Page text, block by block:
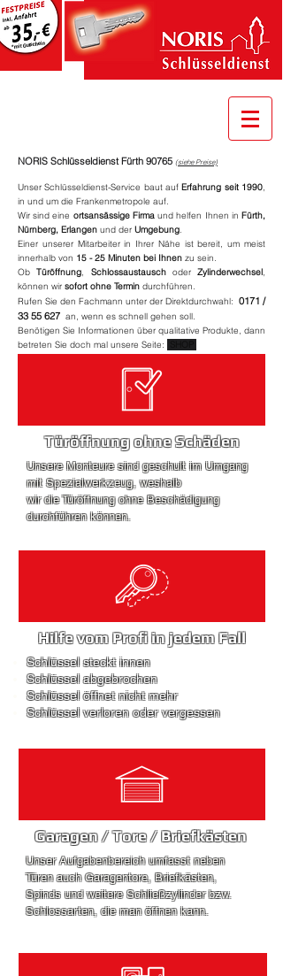
*mit Gutschein
NORIS Schlüsseldienst Fürth 90765 (siehe Preise)
Türöffnung ohne Schäden
Unsere Monteuresind geschult im Umgang
mit Spezialwerkzeug, weshalb
wir die Türöffnung ohne Beschädigung
durchführen können.
Hilfe vom Profi in jedem Fall
Schlüssel steckt innen
Schlüssel abgebrochen
Schlüssel öffnet nicht mehr
Schlüssel verloren oder vergessen
Garagen / Tore/ Briefkästen
Unser Aufgabenbereich umfasst neben
Türen auch Garagentore, Briefkästen,
Spinds und weitere Schließzylinder bzw.
Schlossarten, die man öffnen kann.
Unser Schlüsseldienst-Service baut aufErfahrung seit 1990,
in und um die Frankenmetropole auf.
Wir sind eine ortsansässige Firmaund helfen Ihnen inFürth,
Nürnberg, Erlangen und der Umgebung.
Einer unserer Mitarbeiter in Ihrer Nähe ist bereit, um meist
innerhalb von 15 - 25 Minuten bei Ihnen zu sein.
Ob Türöffnung, Schlossaustauschoder Zylinderwechsel,
können wir sofort ohne Termin durchführen.
Rufen Sie den Fachmann unter der Direktdurchwahl: 0171 /
33 55 627 an, wenn es schnell gehen soll.
Benötigen Sie Informationen über qualitative Produkte, dann
betreten Sie doch mal unsere Seite: